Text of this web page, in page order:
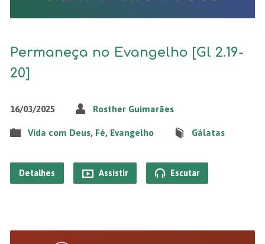
Permaneça no Evangelho [Gl 2.19-
20]
16/03/2025 Rosther Guimarães
Vida com Deus, Fé, Evangelho Gálatas
Detalhes Assistir Escutar